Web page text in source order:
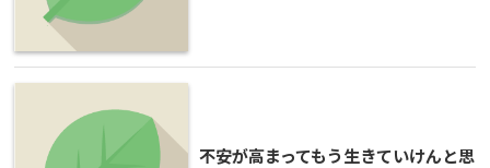
不安が高まってもう生きていけんと思